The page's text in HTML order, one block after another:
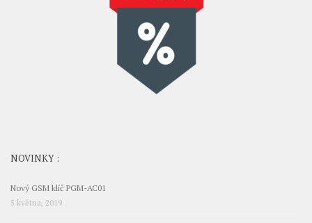
NOVINKY :
Nový GSM klíč PGM-AC01
5 května, 2019